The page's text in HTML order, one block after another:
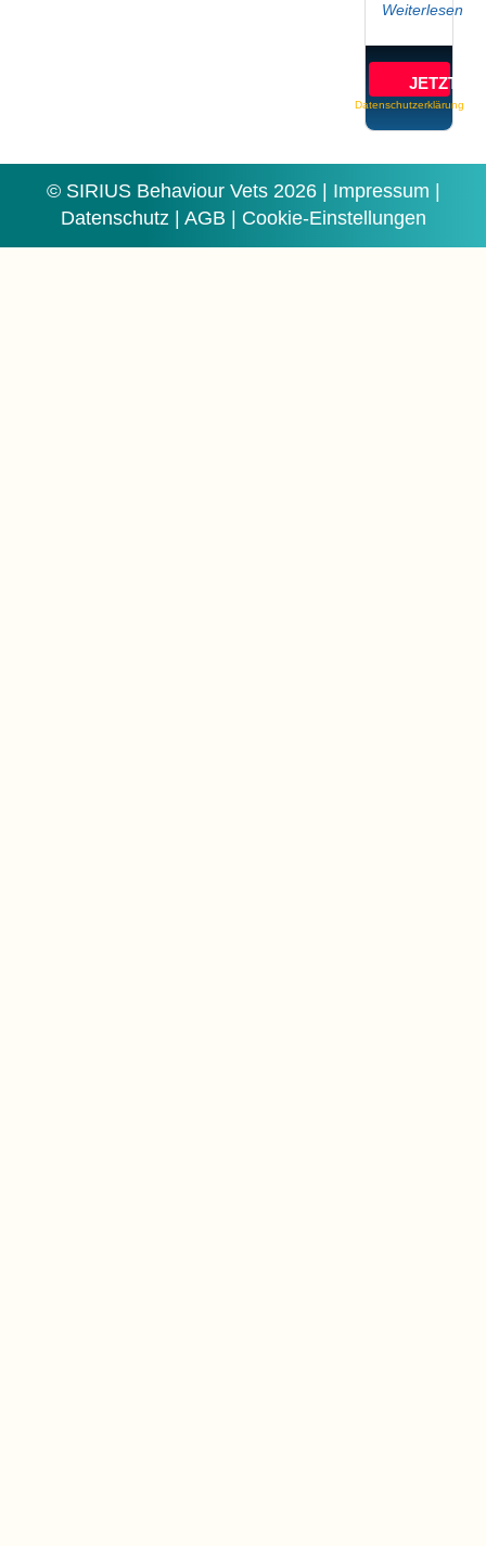
Weiterlesen
JETZT
Datenschutzerklärung
© SIRIUS Behaviour Vets 2026 | Impressum
Datenschutz| AGB Cookie-Einstellungen